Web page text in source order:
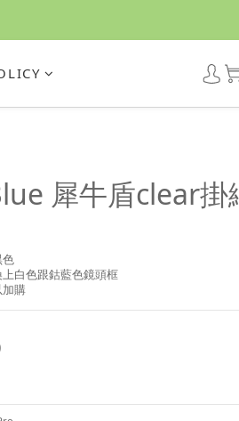
犀牛盾clear掛
白色跟鈷藍色鏡頭框
購